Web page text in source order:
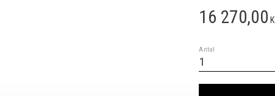
16 270,00
Antal